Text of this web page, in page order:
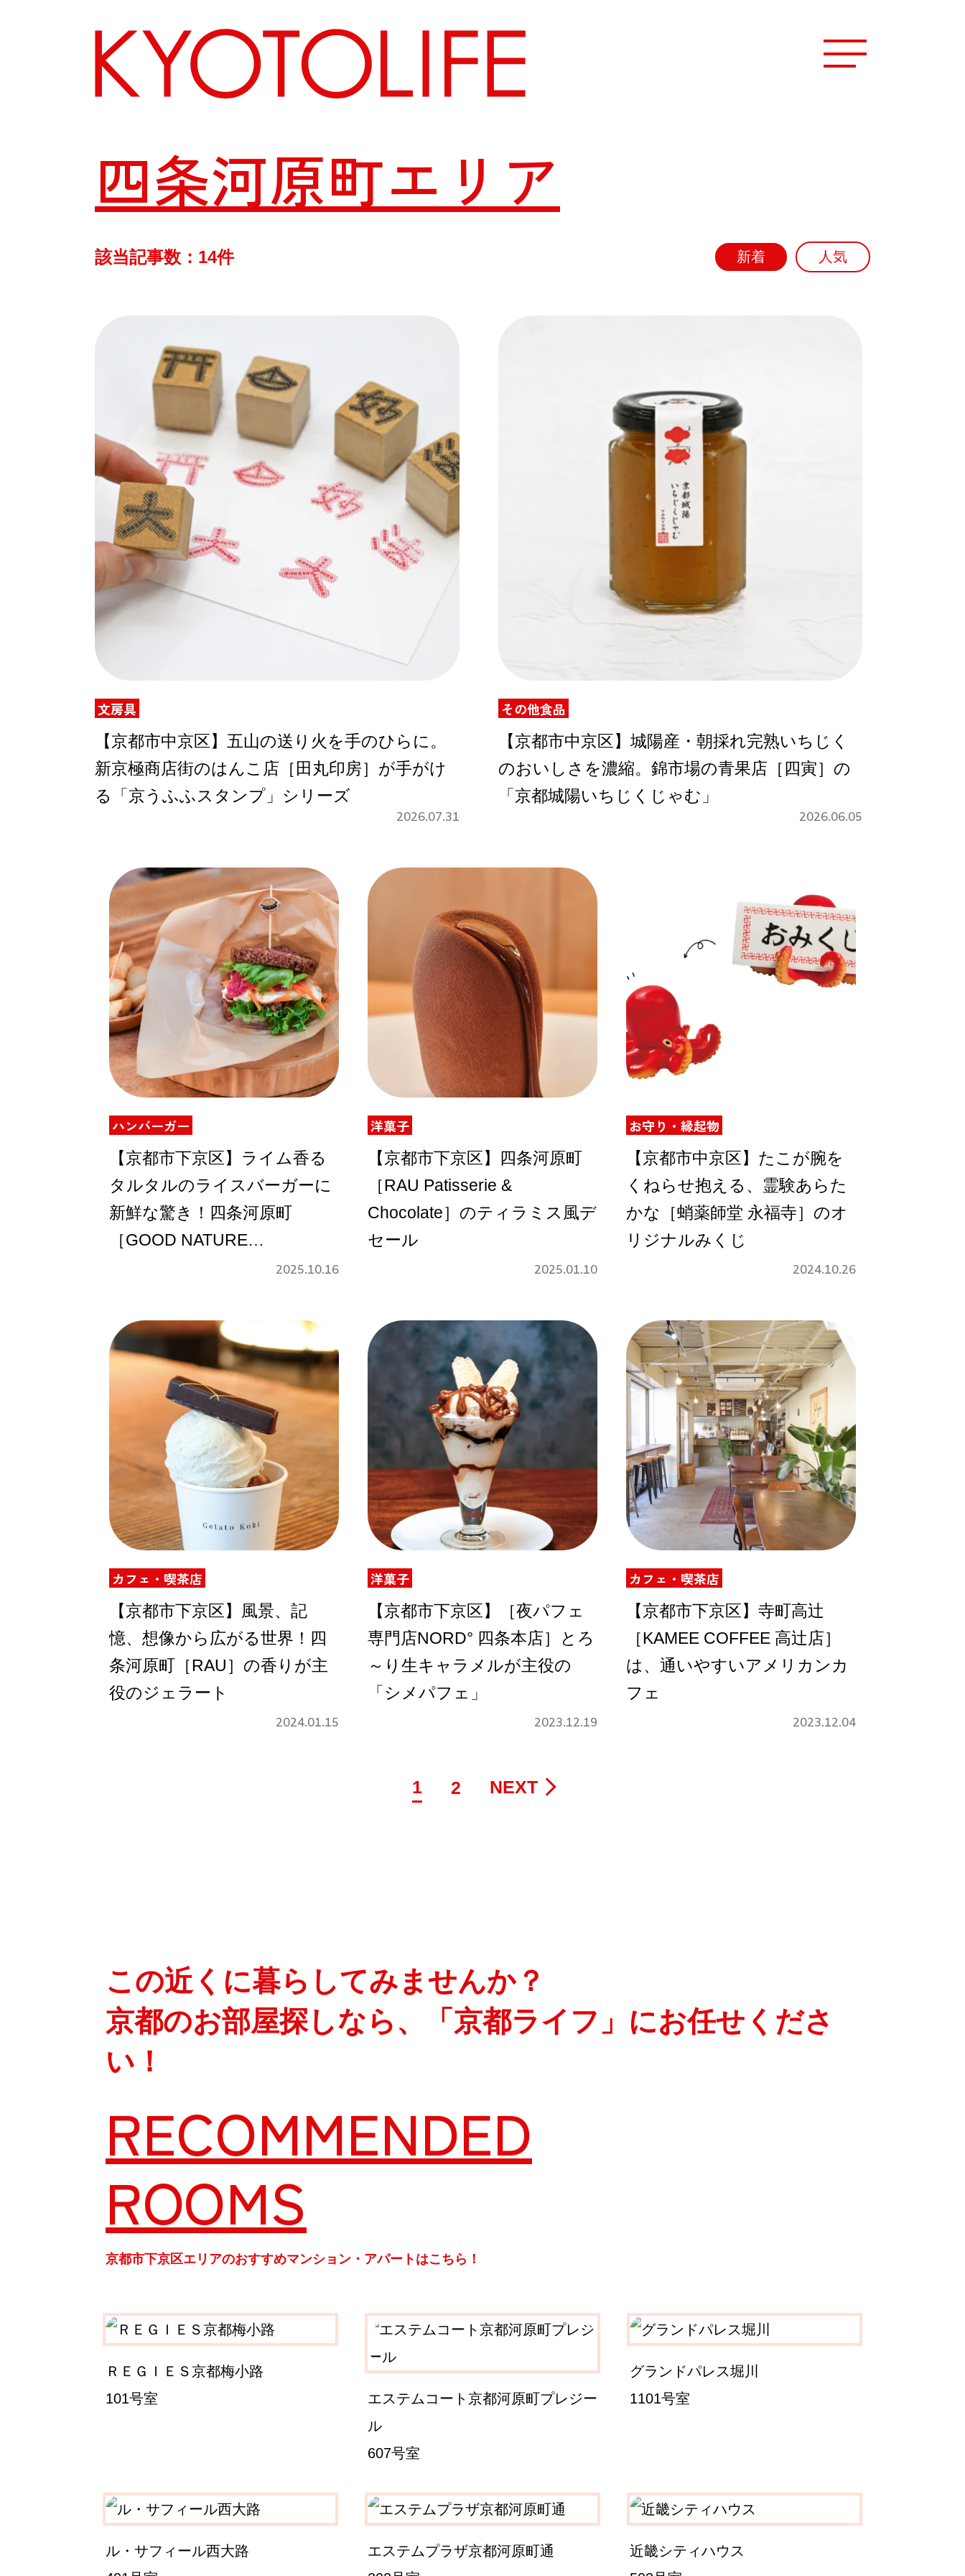
エリアから探す 地図から探す
カテゴリーから探す
SERIES
カレーが好き
京都おやつクラブ
私と店のはなし
今月の京みやげ
関西で開催。おすすめの展覧会
おすすめの映画
誠光社で選びました。おすすめの本
紹介します。おすすめのイベント
ABOUT US Instagram
チケットプレゼント応募
四条河原町エリア
該当記事数：14件
文房具
【京都市中京区】五山の送り火を手のひらに。
新京極商店街のはんこ店［田丸印房］が手がけ
る「京うふふスタンプ」シリーズ
2026.07.31
その他食品
【京都市中京区】城陽産・朝採れ完熟いちじく
のおいしさを濃縮。錦市場の青果店［四寅］の
「京都城陽いちじくじゃむ」
2026.06.05
ハンバーガー
【京都市下京区】ライム香る
タルタルのライスバーガーに
新鮮な驚き！四条河原町
［GOOD NATURE
KITCHEN］のバーガーシリー
2025.10.16
洋菓子
【京都市下京区】四条河原町
［RAU Patisserie &
Chocolate］のティラミス風デ
セール
2025.01.10
お守り・縁起物
【京都市中京区】たこが腕を
くねらせ抱える、霊験あらた
かな［蛸薬師堂 永福寺］のオ
リジナルみくじ
2024.10.26
カフェ・喫茶店
【京都市下京区】風景、記
憶、想像から広がる世界！四
条河原町［RAU］の香りが主
役のジェラート
2024.01.15
洋菓子
【京都市下京区】［夜パフェ
専門店NORD° 四条本店］とろ
～り生キャラメルが主役の
「シメパフェ」
2023.12.19
カフェ・喫茶店
【京都市下京区】寺町高辻
［KAMEE COFFEE 高辻店］
は、通いやすいアメリカンカ
フェ
2023.12.04
1 2 NEXT
この近くに暮らしてみませんか？
京都のお部屋探しなら、「京都ライフ」にお任せくださ
い！
RECOMMENDED
ROOMS
京都市下京区エリアのおすすめマンション・アパートはこちら！
ＲＥＧＩＥＳ京都梅小路
101号室
エステムコート京都河原町プレジー
ル
607号室
グランドパレス堀川
1101号室
ル・サフィール西大路
エステムプラザ京都河原町通
近畿シティハウス